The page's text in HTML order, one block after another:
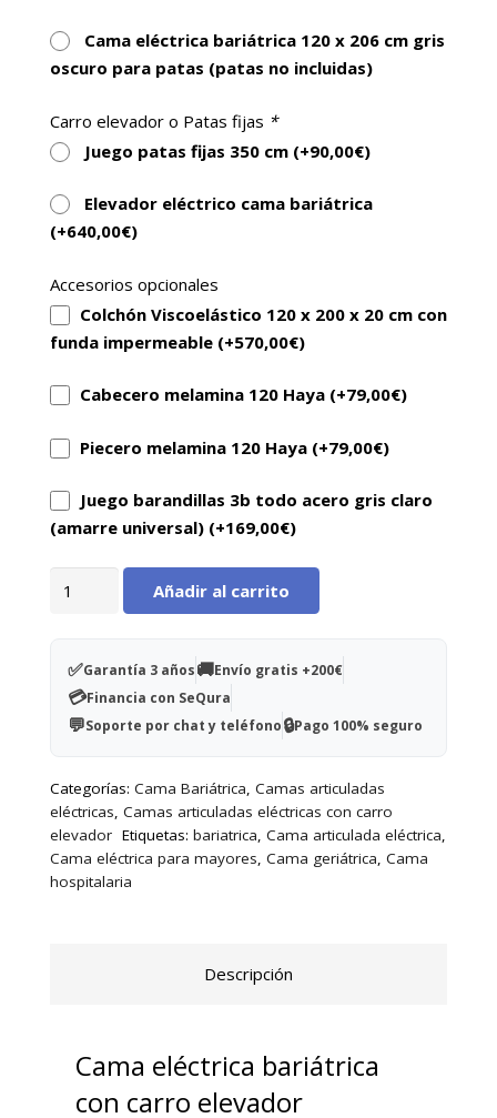
77 cm (sin colchón)
Opción pata fija.
Cama eléctrica bariátrica 120 x 206 cm gris
oscuro para patas (patas no incluidas)
Carro elevador o Patas fijas *
Juego patas fijas 350 cm (+90,00€)
Elevador eléctrico cama bariátrica
(+640,00€)
Accesorios opcionales
Colchón Viscoelástico 120 x 200 x 20 cm con
funda impermeable (+570,00€)
Cabecero melamina 120 Haya (+79,00€)
Piecero melamina 120 Haya (+79,00€)
Juego barandillas 3b todo acero gris claro
(amarre universal) (+169,00€)
con
carro
elevador
Añadir al carrito
✅Garantía 3 años🚚Envío gratis +200€
💳Financia con SeQura
💬Soporte por chat y teléfono🔒Pago 100% seguro
Categorías: Cama Bariátrica, Camas articuladas
eléctricas, Camas articuladas eléctricas con carro
elevador Etiquetas: bariatrica, Cama articulada eléctrica,
Cama eléctrica para mayores, Cama geriátrica, Cama
hospitalaria
Descripción
Cama eléctrica bariátrica
con carro elevador